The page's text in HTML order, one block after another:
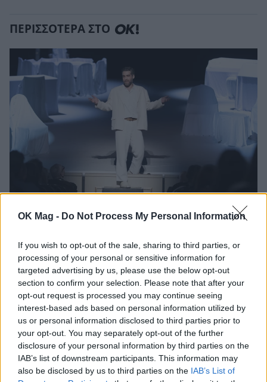
OK Mag - Do Not Process My Personal Information
If you wish to opt-out of the sale, sharing to third parties, or
processing of your personal or sensitive information for
targeted advertising by us, please use the below opt-out
section to confirm your selection. Please note that after your
opt-out request is processed you may continue seeing
interest-based ads based on personal information utilized by
us or personal information disclosed to third parties prior to
your opt-out. You may separately opt-out of the further
disclosure of your personal information by third parties on the
IAB’s list of downstream participants. This information may
also be disclosed by us to third parties on the IAB’s List of
ΠΕΡΙΣΣΟΤΕΡΑ ΣΤΟ
Γιώργος Χριστοδούλου: «Προσπάθησα να
γίνω δημοφιλής…»